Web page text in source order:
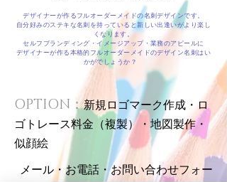
デザイナーが作るフルオーダーメイドの名刺デザインです。
自分好みのステキな名刺を持っていると新しい出逢いがより楽し
くなります。
セルフブランディング・イメージアップ・業務のアピールに
デザイナーが作る本格的フルオーダーメイドのデザイン名刺はい
かがでしょうか？
OPTION：新規ロゴマーク作成・ ロ
ゴトレース料金（複製）・ 地図製作​・
似顔絵
メール・お電話・お問い合わせフォー